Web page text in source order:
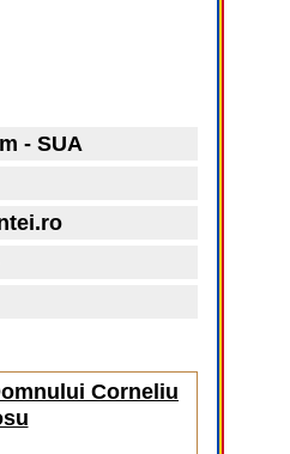
- SUA
Corneliu